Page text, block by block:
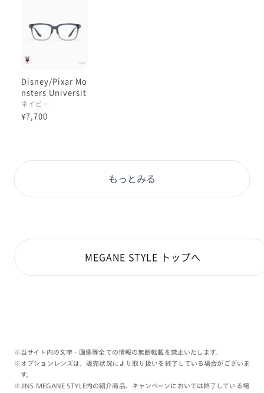
当シリーズの魅力なのかも
しれませんね☺️
各店舗でお試しいただけます。
見にいらしてくださいね:)
本日もご覧くださりありがとうございます☺︎
Disney/Pixar Mo
nsters Universit
y デザイン / ジョ
ニーモデル
ネイビー
¥7,700
もっとみる
MEGANE STYLE トップへ
※当サイト内の文字・画像等全ての情報の無断転載を禁止いたします。
※オプションレンズは、販売状況により取り扱いを終了している場合がございま
す。
※JINS MEGANE STYLE内の紹介商品、キャンペーンにおいては終了している場